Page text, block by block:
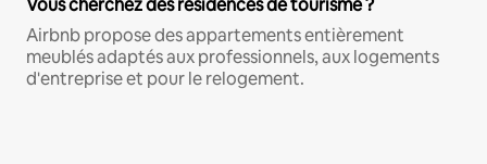
Airbnb propose des appartements entièrement
meublés adaptés aux professionnels, aux logements
d'entreprise et pour le relogement.